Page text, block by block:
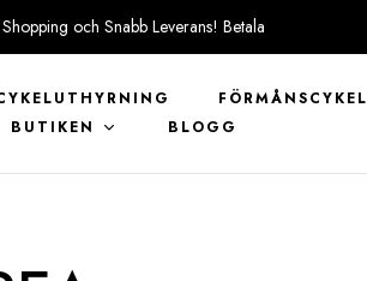
och Snabb Leverans! Betala
FÖRMÅNSCYKEL
BUTIKEN BLOGG